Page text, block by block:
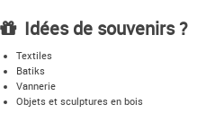
Idées de souvenirs ?
Textiles
Batiks
Vannerie
Objets et sculptures en bois